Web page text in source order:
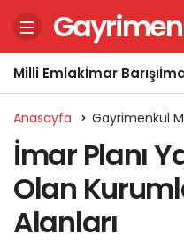
Milli Emlakİmar Barışı
Anasayfa Gayrimenkul
İmar Planı
Olan
Alanları